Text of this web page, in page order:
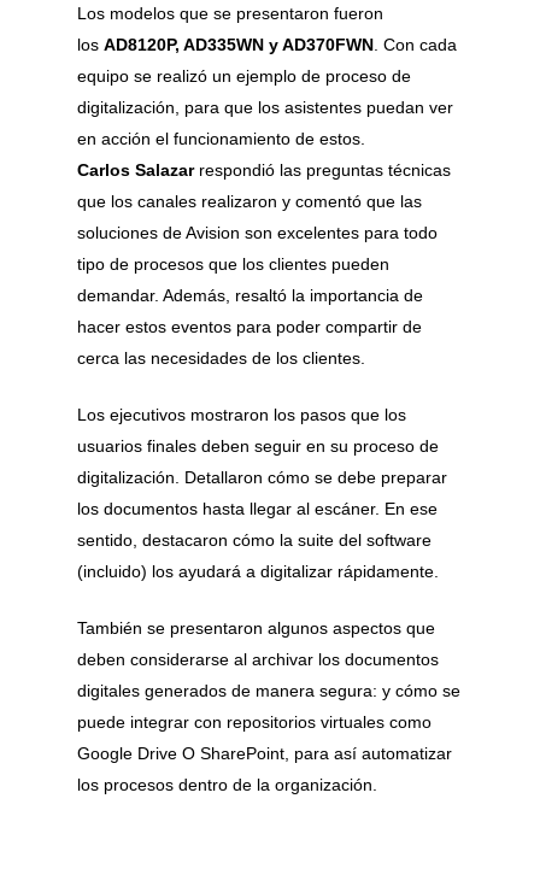
Los modelos que se presentaron fueron
los AD8120P, AD335WN y AD370FWN . Con cada
equipo se realizó un ejemplo de proceso de
digitalización, para que los asistentes puedan ver
en acción el funcionamiento de estos.
Carlos Salazarrespondió las preguntas técnicas
que los canales realizaron y comentó que las
soluciones de Avision son excelentes para todo
tipo de procesos que los clientes pueden
demandar. Además, resaltó la importancia de
hacer estos eventos para poder compartir de
cerca las necesidades de los clientes.
Los ejecutivos mostraron los pasos que los
usuarios finales deben seguir en su proceso de
digitalización. Detallaron cómo se debe preparar
los documentos hasta llegar al escáner. En ese
sentido, destacaron cómo la suite del software
(incluido) los ayudará a digitalizar rápidamente.
También se presentaron algunos aspectos que
deben considerarse al archivar los documentos
digitales generados de manera segura: y cómo se
puede integrar con repositorios virtuales como
Google Drive O SharePoint, para así automatizar
los procesos dentro de la organización.